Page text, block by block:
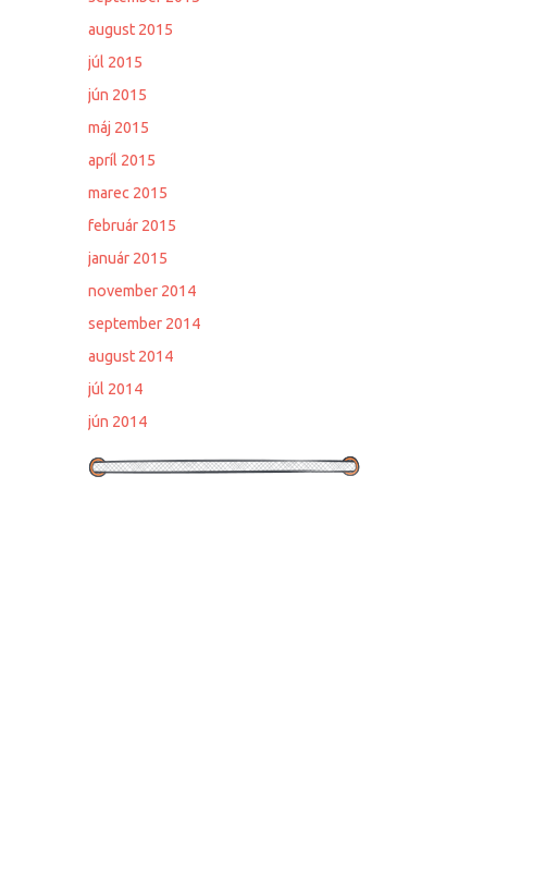
august 2015
júl 2015
jún 2015
máj 2015
apríl 2015
marec 2015
február 2015
január 2015
november 2014
september 2014
august 2014
júl 2014
jún 2014